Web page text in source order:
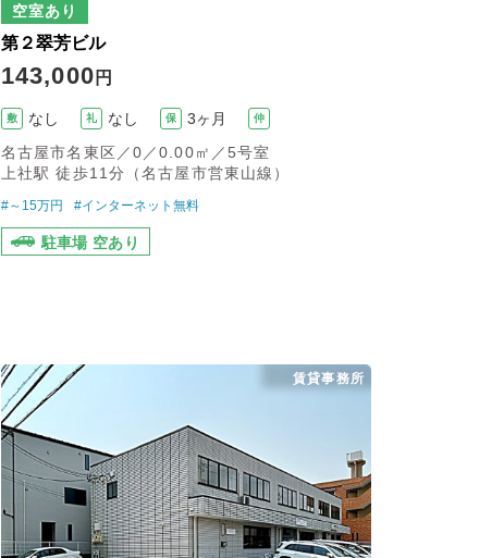
空室あり
第２翠芳ビル
143,000 円
敷 なし 礼 なし 保 3ヶ月 仲
名古屋市名東区／0／0.00㎡／5号室
上社駅 徒歩11分（名古屋市営東山線）
#～15万円 #インターネット無料
駐車場 空あり
賃貸事務所